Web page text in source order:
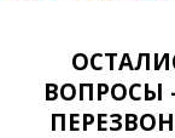
ВОПРОСЫ